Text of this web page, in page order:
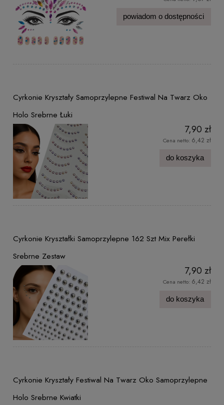
powiadom o dostępności
Cyrkonie Kryształy Samoprzylepne Festiwal Na Twarz Oko
Holo Srebrne Łuki
7,90 zł
Cena netto: 6,42 zł
do koszyka
Cyrkonie Kryształki Samoprzylepne 162 Szt Mix Perełki
Srebrne Zestaw
7,90 zł
Cena netto: 6,42 zł
do koszyka
Cyrkonie Kryształy Festiwal Na Twarz Oko Samoprzylepne
Holo Srebrne Kwiatki